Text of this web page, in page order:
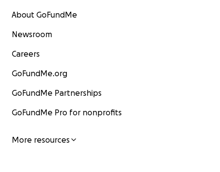
About GoFundMe
Newsroom
Careers
GoFundMe.org
GoFundMe Partnerships
GoFundMe Pro for nonprofits
More resources